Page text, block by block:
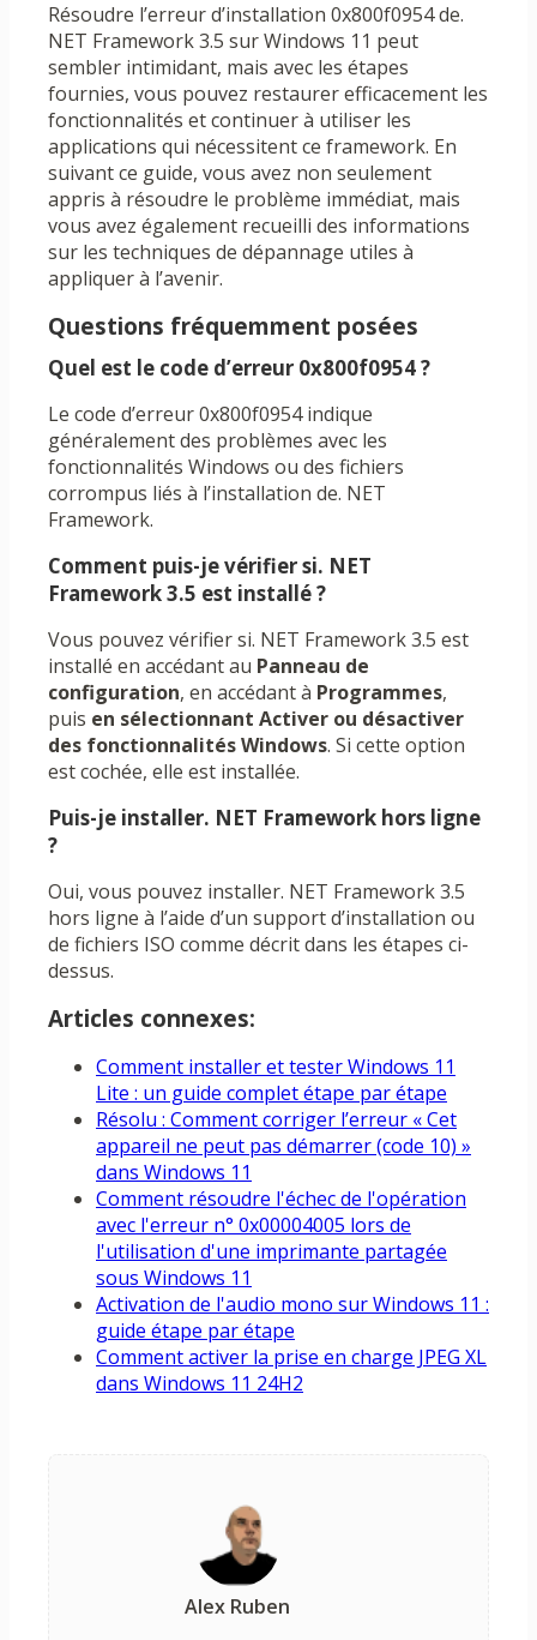
Résoudre l’erreur d’installation 0x800f0954 de.
NET Framework 3.5 sur Windows 11 peut
sembler intimidant, mais avec les étapes
fournies, vous pouvez restaurer efficacement les
fonctionnalités et continuer à utiliser les
applications qui nécessitent ce framework. En
suivant ce guide, vous avez non seulement
appris à résoudre le problème immédiat, mais
vous avez également recueilli des informations
sur les techniques de dépannage utiles à
appliquer à l’avenir.
Questions fréquemment posées
Quel est le code d’erreur 0x800f0954 ?
Le code d’erreur 0x800f0954 indique
généralement des problèmes avec les
fonctionnalités Windows ou des fichiers
corrompus liés à l’installation de. NET
Framework.
Comment puis-je vérifier si. NET
Framework 3.5 est installé ?
Vous pouvez vérifier si. NET Framework 3.5 est
installé en accédant au Panneau de
configuration, en accédant à Programmes,
puis en sélectionnant Activer ou désactiver
des fonctionnalités Windows. Si cette option
est cochée, elle est installée.
Puis-je installer. NET Framework hors ligne
?
Oui, vous pouvez installer. NET Framework 3.5
hors ligne à l’aide d’un support d’installation ou
de fichiers ISO comme décrit dans les étapes ci-
dessus.
Articles connexes:
Comment installer et tester Windows 11
Lite : un guide complet étape par étape
Résolu : Comment corriger l’erreur « Cet
appareil ne peut pas démarrer (code 10) »
dans Windows 11
Comment résoudre l'échec de l'opération
avec l'erreur n° 0x00004005 lors de
l'utilisation d'une imprimante partagée
sous Windows 11
Activation de l'audio mono sur Windows 11 :
guide étape par étape
Comment activer la prise en charge JPEG XL
dans Windows 11 24H2
Alex Ruben